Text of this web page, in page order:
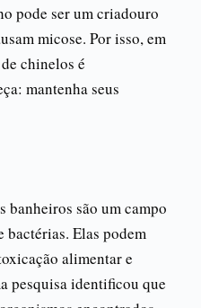
pode ser um criadouro
micose. Por isso, em
chinelos é
mantenha seus
banheiros são um campo
Elas podem
alimentar e
pesquisa identificou que